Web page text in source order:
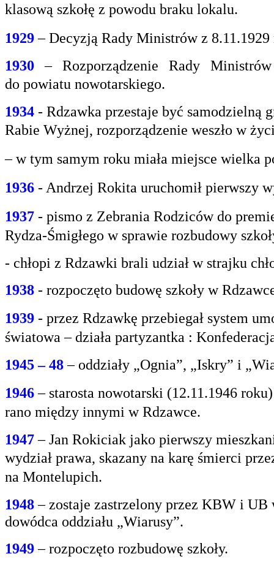
klasową szkołę z powodu braku lokalu.
1929– Decyzją Rady Ministrów z
1930 – Rozporządzenie Rady
do powiatu nowotarskiego.
1934 - Rdzawka przestaje być samodzielną
Rabie Wyżnej, rozporządzenie weszło w
– w tym samym roku miała miejsce wielka
1936 - Andrzej Rokita uruchomił pierwszy
1937 - pismo z Zebrania Rodziców do
Rydza-Śmigłego w sprawie rozbudowy
- chłopi z Rdzawki brali udział w strajku
1938 - rozpoczęto budowę szkoły w
1939 - przez Rdzawkę przebiegał system
światowa – działa partyzantka :
1945 – 48– oddziały „Ognia”, „Iskry” i
1946– starosta nowotarski (12.11.1946
rano między innymi w Rdzawce.
1947 – Jan Rokiciak jako pierwszy
wydział prawa, skazany na karę śmierci
na Montelupich.
1948– zostaje zastrzelony przez KBW i
dowódca oddziału „Wiarusy”.
1949 – rozpoczęto rozbudowę szkoły.